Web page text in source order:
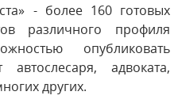
- более 160 готовых
различного профиля
опубликовать
адвоката,
других.